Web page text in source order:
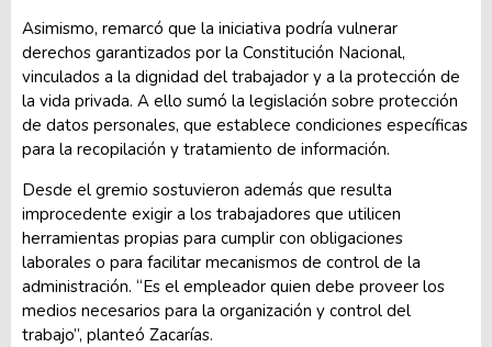
Asimismo, remarcó que la iniciativa podría vulnerar
derechos garantizados por la Constitución Nacional,
vinculados a la dignidad del trabajador y a la protección de
la vida privada. A ello sumó la legislación sobre protección
de datos personales, que establece condiciones específicas
para la recopilación y tratamiento de información.
Desde el gremio sostuvieron además que resulta
improcedente exigir a los trabajadores que utilicen
herramientas propias para cumplir con obligaciones
laborales o para facilitar mecanismos de control de la
administración. “Es el empleador quien debe proveer los
medios necesarios para la organización y control del
trabajo”, planteó Zacarías.